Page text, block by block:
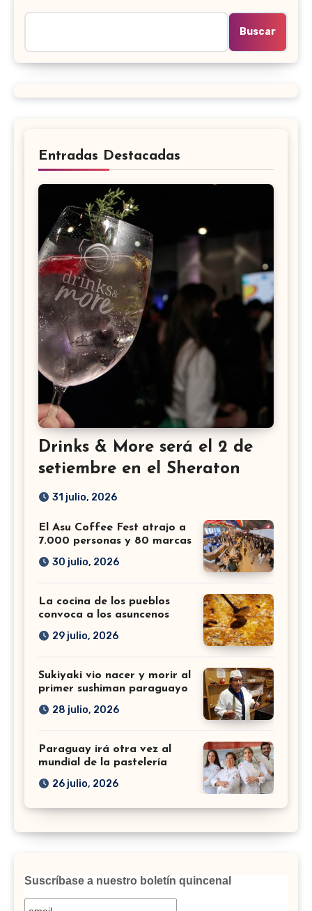
Buscar
Entradas Destacadas
Drinks & More será el 2 de
setiembre en el Sheraton
31 julio, 2026
El Asu Coffee Fest atrajo a
7.000 personas y 80 marcas
30 julio, 2026
La cocina de los pueblos
convoca a los asuncenos
29 julio, 2026
Sukiyaki vio nacer y morir al
primer sushiman paraguayo
28 julio, 2026
Paraguay irá otra vez al
mundial de la pastelería
26 julio, 2026
Suscríbase a nuestro boletín quincenal